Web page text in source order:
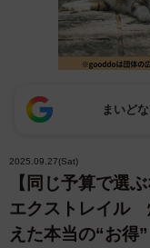
まいど
2025.09.27(Sat)
【同じ予算で選
エクストレイル
えた本当の“お得”